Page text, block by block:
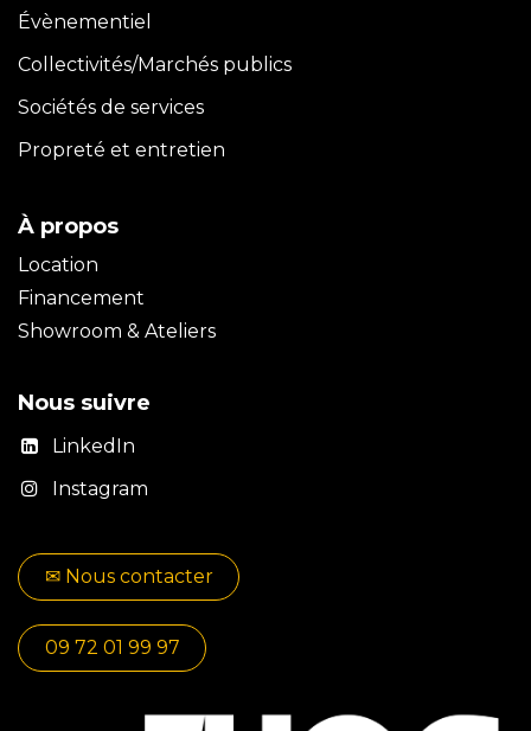
Évènementiel
Collectivités/Marchés publics
Sociétés de services
Propreté et entretien
À propos
Location
Financement
Showroom & Ateliers
Nous suivre
LinkedIn
Instagram
✉​​ No​​​​us contacter
09 72 01 99 97